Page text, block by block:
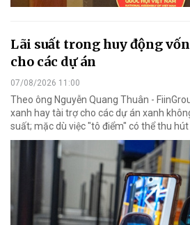
Lãi suất trong huy động
cho các dự án
07/08/2026 11:00
Theo ông Nguyễn Quang Thuân -
xanh hay tài trợ cho các dự án xanh
suất; mặc dù việc "tô điểm" có thể thu